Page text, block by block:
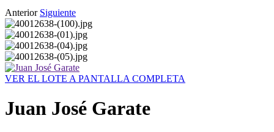
Anterior Siguiente
VER EL LOTE A PANTALLA COMPLETA
Juan José Garate